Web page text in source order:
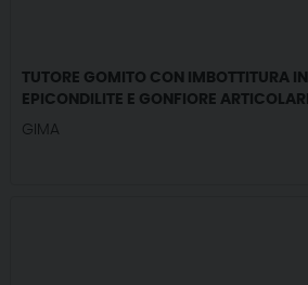
TUTORE GOMITO CON IMBOTTITURA
EPICONDILITE E GONFIORE
GIMA